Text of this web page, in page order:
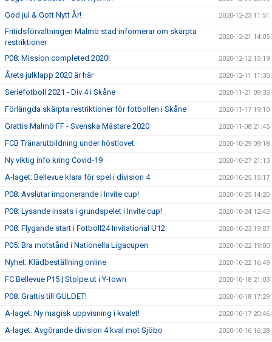
God jul & Gott Nytt År! 2020-12-23 11:51
Fritidsförvaltningen Malmö stad informerar om skärpta
restriktioner
2020-12-21 14:05
P08: Mission completed 2020! 2020-12-12 15:19
Årets julklapp 2020 är här 2020-12-11 11:30
Seriefotboll 2021 - Div 4 i Skåne 2020-11-21 09:33
Förlängda skärpta restriktioner för fotbollen i Skåne 2020-11-17 19:10
Grattis Malmö FF - Svenska Mästare 2020 2020-11-08 21:45
FCB Tränarutbildning under höstlovet 2020-10-29 09:18
Ny viktig info kring Covid-19 2020-10-27 21:13
A-laget: Bellevue klara för spel i division 4 2020-10-25 15:17
P08: Avslutar imponerande i Invite cup! 2020-10-25 14:20
P08: Lysande insats i grundspelet i Invite cup! 2020-10-24 12:42
P08: Flygande start i Fotboll24 Invitational U12 2020-10-23 19:07
P05: Bra motstånd i Nationella Ligacupen 2020-10-22 19:00
Nyhet: Klädbeställning online 2020-10-22 16:49
FC Bellevue P15 | Stolpe ut i Y-town 2020-10-18 21:03
P08: Grattis till GULDET! 2020-10-18 17:29
A-laget: Ny magisk uppvisning i kvalet! 2020-10-17 20:46
A-laget: Avgörande division 4 kval mot Sjöbo 2020-10-16 16:28